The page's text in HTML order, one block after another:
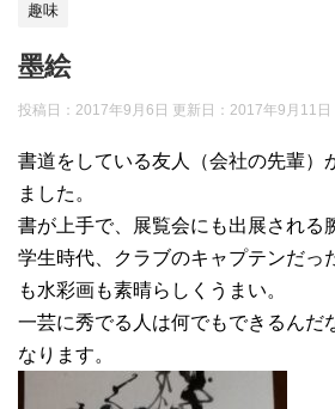
趣味
墨絵
投稿日：2017年9月6日 更新日： 2017年9月11日
書道をしている友人（会社の先輩）
ました。
書が上手で、展覧会にも出展される
学生時代、クラブのキャプテンだっ
も水彩画も素晴らしくうまい。
一芸に秀でる人は何でもできるんだ
なります。